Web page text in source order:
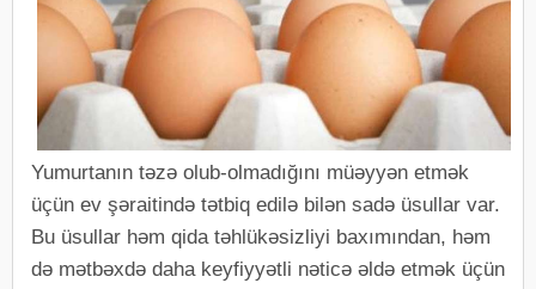
Yumurtanın təzə olub-olmadığını müəyyən etmək
üçün ev şəraitində tətbiq edilə bilən sadə üsullar var.
Bu üsullar həm qida təhlükəsizliyi baxımından, həm
də mətbəxdə daha keyfiyyətli nəticə əldə etmək üçün